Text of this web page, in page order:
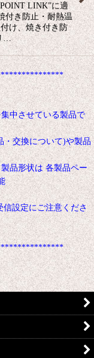
LINK”に適
付き防止・耐熱温
け、焼き付き防
…
中させている製品で
交換について)や製品
品形状は 各製品ペー
設定にご注意くださ